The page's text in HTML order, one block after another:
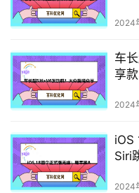
2024
车
享
2024
iOS
Siri
2024